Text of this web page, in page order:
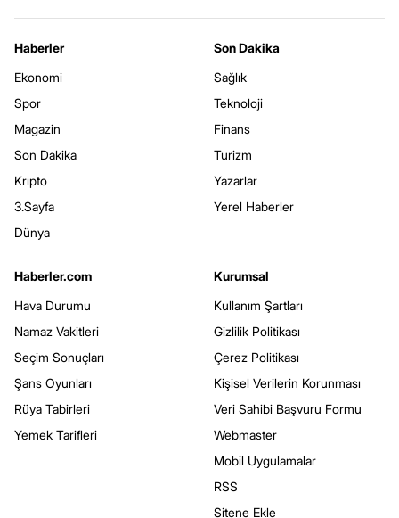
Haberler
Ekonomi
Spor
Magazin
Son Dakika
Kripto
3.Sayfa
Dünya
Son Dakika
Sağlık
Teknoloji
Finans
Turizm
Yazarlar
Yerel Haberler
Haberler.com
Hava Durumu
Namaz Vakitleri
Seçim Sonuçları
Şans Oyunları
Rüya Tabirleri
Yemek Tarifleri
Kurumsal
Kullanım Şartları
Gizlilik Politikası
Çerez Politikası
Kişisel Verilerin Korunması
Veri Sahibi Başvuru Formu
Webmaster
Mobil Uygulamalar
RSS
Sitene Ekle